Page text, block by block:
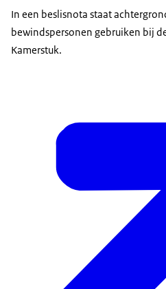
In een beslisnota staat
bewindspersonen gebruiken bij
Kamerstuk.